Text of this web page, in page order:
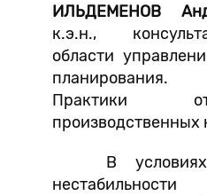
ИЛЬДЕМЕНОВ
к.э.н.,
области
планирования.
Практики
производственных
В условиях